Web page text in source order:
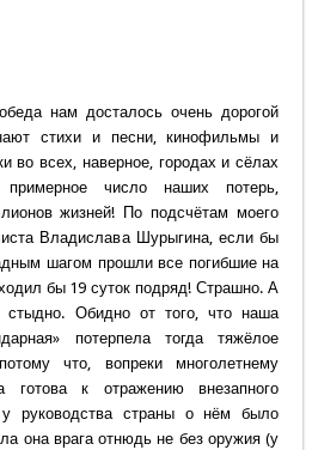
нам досталось очень дорогой
стихи и песни, кинофильмы и
во всех, наверное, городах и сёлах
число наших потерь,
жизней! По подсчётам моего
Владислава Шурыгина, если бы
шагом прошли все погибшие на
бы 19 суток подряд! Страшно. А
Обидно от того, что наша
потерпела тогда тяжёлое
что, вопреки многолетнему
к отражению внезапного
руководства страны о нём было
она врага отнюдь не без оружия (у